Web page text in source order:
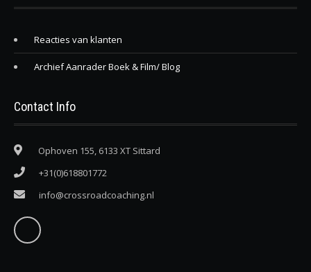
Reacties van klanten
Archief Aanrader Boek & Film/ Blog
Contact Info
Ophoven 155, 6133 XT Sittard
+31(0)618801772
info@crossroadcoaching.nl